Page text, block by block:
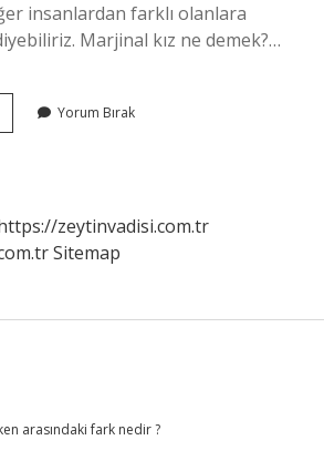
insanlardan farklı olanlara
Marjinal kız ne demek?…
Yorum Bırak
zeytinvadisi.com.tr
Sitemap
arasındaki fark nedir ?